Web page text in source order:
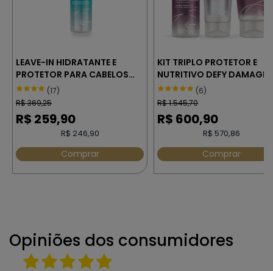
LEAVE-IN HIDRATANTE E
PROTETOR PARA CABELOS
FINOS - JOICO HYDRA
SPLASH 100 ml
(17)
R$369,25
R$ 259,90
R$ 246,90
Comprar
KIT TRIPLO PROTETOR E
NUTRITIVO DEFY DAMAGE
JOICO
(6)
R$1.545,70
R$ 600,90
R$ 570,86
Comprar
Opiniões dos consumidores